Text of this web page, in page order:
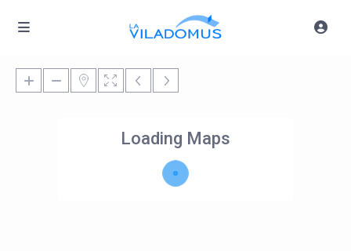
Loading Maps